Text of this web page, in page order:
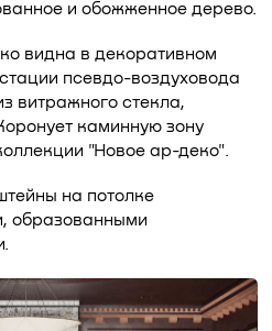
и обожженное дерево.
видна в декоративном
псевдо-воздуховода
витражного стекла,
каминную зону
"Новое ар-деко".
на потолке
образованными